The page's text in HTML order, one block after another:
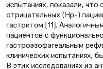
испытаниях, показали,
отрицательных (Нр-)
гастритом [11].
пациентов с
гастроэзофагеальным
клинических испытаниях,
В этих исследованиях из